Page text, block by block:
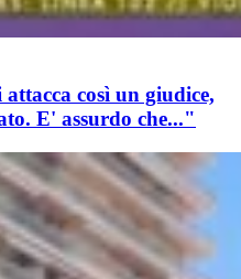
così un giudice,
E' assurdo che..."